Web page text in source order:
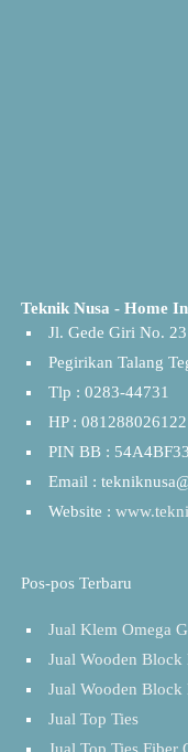
Teknik Nusa - Home
Jl. Gede Giri No. 23
Pegirikan Talang
Tlp : 0283-44731
HP : 081288026122
PIN BB : 54A4BF33
Email :
Website :
Pos-pos Terbaru
Jual Klem Omega
Jual Wooden Block
Jual Wooden Block
Jual Top Ties
Jual Top Ties Fiber